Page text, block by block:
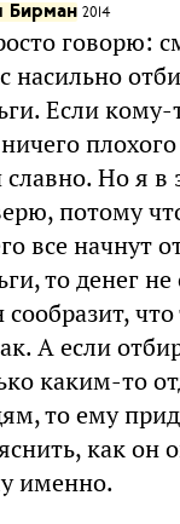
Бирман 2014
говорю:
насильно
Если кому-
славно. Но я в
потому
все начнут
то денег не
сообразит,
А если
каким-то
то ему
как он
именно.